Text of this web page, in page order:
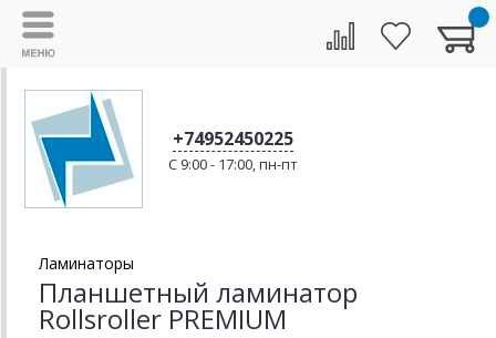
+74952450225
C 9:00 - 17:00, пн-пт
Ламинаторы
Планшетный ламинатор
Rollsroller PREMIUM